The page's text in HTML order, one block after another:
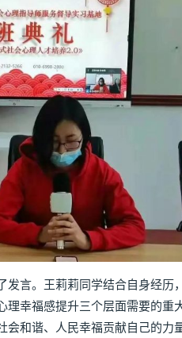
。王莉莉同学结合自身经历
幸福感提升三个层面需要的
和谐、人民幸福贡献自己的力量